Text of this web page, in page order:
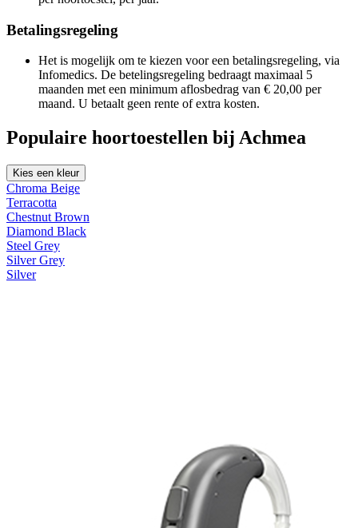
Betalingsregeling
Het is mogelijk om te kiezen voor een betalingsregeling, via
Infomedics. De betelingsregeling bedraagt maximaal 5
maanden met een minimum aflosbedrag van € 20,00 per
maand. U betaalt geen rente of extra kosten.
Populaire hoortoestellen bij Achmea
Kies een kleur
Chroma Beige
Terracotta
Chestnut Brown
Diamond Black
Steel Grey
Silver Grey
Silver